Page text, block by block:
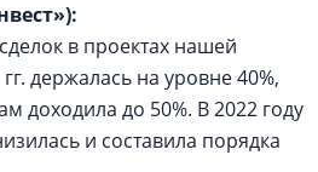
в проектах нашей
держалась на уровне 40%,
доходила до 50%. В 2022 году
и составила порядка